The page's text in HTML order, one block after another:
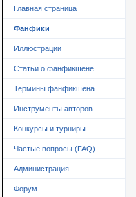
Главная страница
Фанфики
Иллюстрации
Статьи о фанфикшене
Термины фанфикшена
Инструменты авторов
Конкурсы и турниры
Частые вопросы (FAQ)
Администрация
Форум